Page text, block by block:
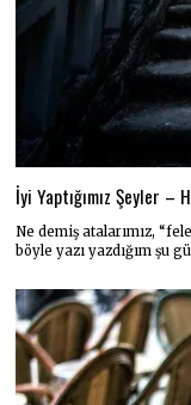
İyi Yaptığımız Şeyler
Ne demiş atalarımız,
böyle yazı yazdığım şu